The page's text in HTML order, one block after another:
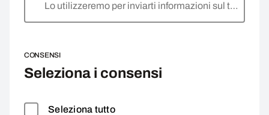
Lo utilizzeremo per inviarti informazioni sul tuo reso.
CONSENSI
Seleziona i consensi
Seleziona tutto